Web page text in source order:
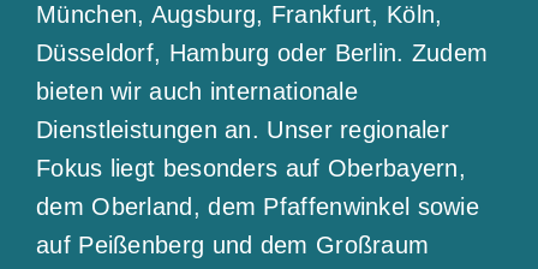
München, Augsburg, Frankfurt, Köln,
Düsseldorf, Hamburg oder Berlin. Zudem
bieten wir auch internationale
Dienstleistungen an. Unser regionaler
Fokus liegt besonders auf Oberbayern,
dem Oberland, dem Pfaffenwinkel sowie
auf Peißenberg und dem Großraum